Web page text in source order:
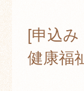
[申込
健康福